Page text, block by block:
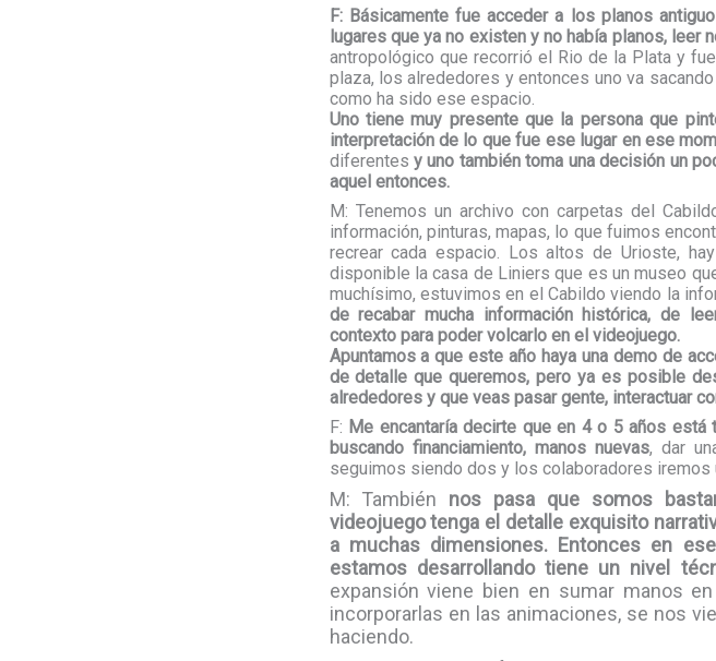
F: Básicamente fue acceder a los planos
lugares que ya no existen y no había planos, leer
antropológico que recorrió el Rio de la Plata y
plaza, los alrededores y entonces uno va
como ha sido ese espacio.
Uno tiene muy presente que la persona que
interpretación de lo que fue ese lugar en ese
diferentes y uno también toma una decisión un
aquel entonces.
M: Tenemos un archivo con carpetas del
información, pinturas, mapas, lo que fuimos
recrear cada espacio. Los altos de Urioste,
disponible la casa de Liniers que es un museo
muchísimo, estuvimos en el Cabildo viendo la
de recabar mucha información histórica, de
contexto para poder volcarlo en el videojuego.
Apuntamos a que este año haya una demo de
de detalle que queremos, pero ya es posible
alrededores y que veas pasar gente, interactuar
F: Me encantaría decirte que en 4 o 5 años
buscando financiamiento, manos nuevas, dar
seguimos siendo dos y los colaboradores iremos
M: También nos pasa que somos
videojuego tenga el detalle exquisito
a muchas dimensiones. Entonces en
estamos desarrollando tiene un nivel
expansión viene bien en sumar manos
incorporarlas en las animaciones, se nos
haciendo.